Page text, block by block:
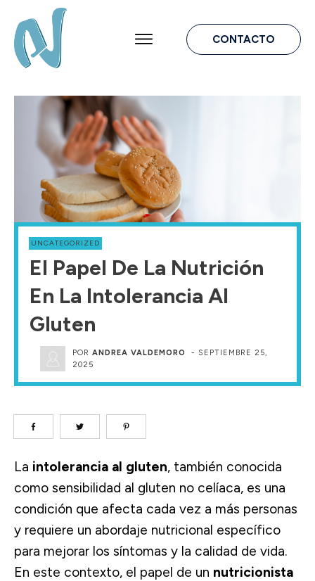
CONTACTO
UNCATEGORIZED
El Papel De La Nutrición
En La Intolerancia Al
Gluten
PORANDREA VALDEMORO - SEPTIEMBRE 25,
2025
La intolerancia al gluten, también conocida
como sensibilidad al gluten no celíaca, es una
condición que afecta cada vez a más personas
y requiere un abordaje nutricional específico
para mejorar los síntomas y la calidad de vida.
En este contexto, el papel de un nutricionista